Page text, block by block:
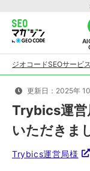
ジオコードSEOサービ
更新日：2025年
Trybics運営
いただきま
Trybics運営局様